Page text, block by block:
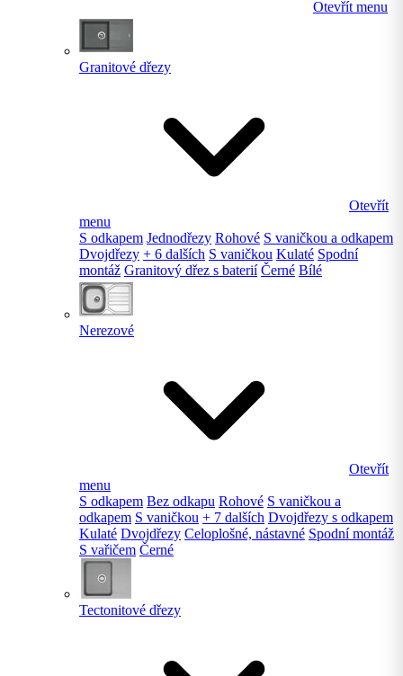
Otevřít menu
Granitové dřezy
Otevřít
menu
S odkapem Jednodřezy Rohové S vaničkou a odkapem
Dvojdřezy + 6 dalších S vaničkou Kulaté Spodní
montáž Granitový dřez s baterií Černé Bílé
Nerezové
Otevřít
menu
S odkapem Bez odkapu Rohové S vaničkou a
odkapem S vaničkou + 7 dalších Dvojdřezy s odkapem
Kulaté Dvojdřezy Celoplošné, nástavné Spodní montáž
S vařičem Černé
Tectonitové dřezy